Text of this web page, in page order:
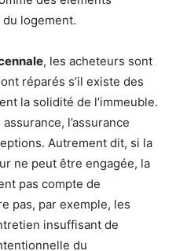
logement.
, les acheteurs sont
réparés s’il existe des
la solidité de l’immeuble.
l’assurance
Autrement dit, si la
ne peut être engagée, la
pas compte de
pas, par exemple, les
insuffisant de
du